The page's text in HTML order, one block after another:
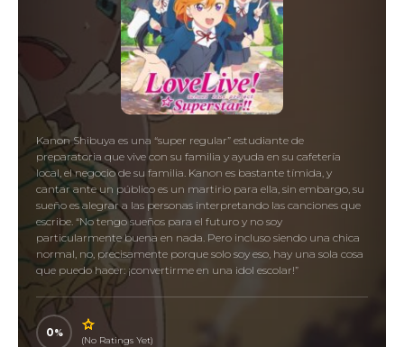
Kanon Shibuya es una “super regular” estudiante de
preparatoria que vive con su familia y ayuda en su cafetería
local, el negocio de su familia. Kanon es bastante tímida, y
cantar ante un público es un martirio para ella, sin embargo, su
sueño es alegrar a las personas interpretando las canciones que
escribe. “No tengo sueños para el futuro y no soy
particularmente buena en nada. Pero incluso siendo una chica
normal, no, precisamente porque solo soy eso, hay una sola cosa
que puedo hacer: ¡convertirme en una idol escolar!”
0
(No Ratings Yet)